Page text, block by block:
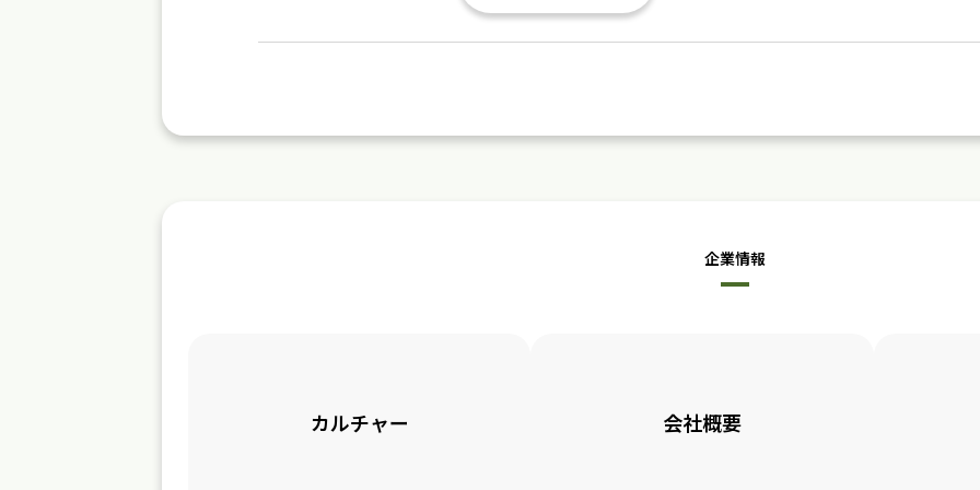
企業情報
カルチャー 会社概要